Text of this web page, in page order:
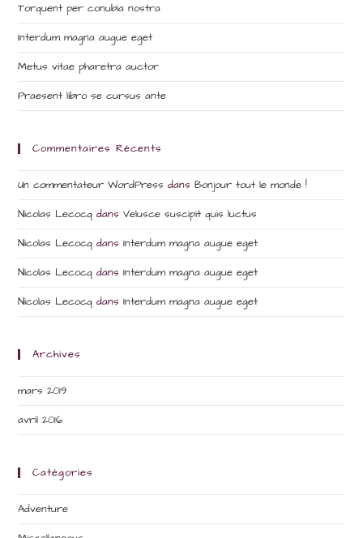
Torquent per conubia nostra
Interdum magna augue eget
Metus vitae pharetra auctor
Praesent libro se cursus ante
Commentaires Récents
Un commentateur WordPress dansBonjour tout le monde !
Nicolas Lecocq dansVelusce suscipit quis luctus
Nicolas Lecocq dansInterdum magna augue eget
Nicolas Lecocq dansInterdum magna augue eget
Nicolas Lecocq dansInterdum magna augue eget
Archives
mars 2019
avril 2016
Catégories
Adventure